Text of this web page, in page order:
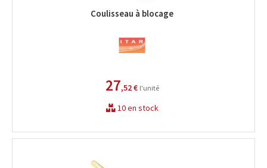
Coulisseau à blocage
27,52 € l'unité
10 en stock